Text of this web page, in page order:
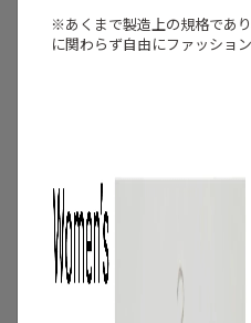
※あくまで製造上の規格であ
に関わらず自由にファッショ